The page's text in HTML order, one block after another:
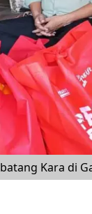
Kara di